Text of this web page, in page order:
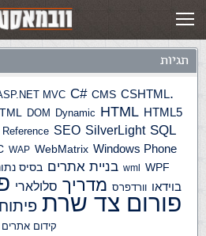
תגית: מכללות פוסטים חדשים
תגיות
.net
MVC C# CMS CSHTML
DOM Dynamic HTML HTML5
Reference SEO SilverLight SQL
WAP WebMatrix Windows Phone
wml WPF בניית אתרים בסיס
בוידאו וורדפרס מדריך סלולארי
פורום צד שרת פיתוח
קידום אתרים